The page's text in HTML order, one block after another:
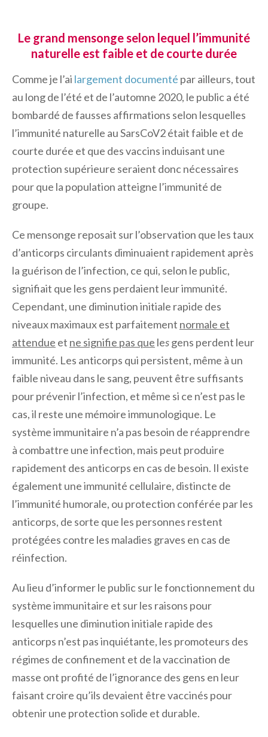
Le grand mensonge selon lequel l’immunité
naturelle est faible et de courte durée
Comme je l’ai largement documenté par ailleurs, tout
au long de l’été et de l’automne 2020, le public a été
bombardé de fausses affirmations selon lesquelles
l’immunité naturelle au SarsCoV2 était faible et de
courte durée et que des vaccins induisant une
protection supérieure seraient donc nécessaires
pour que la population atteigne l’immunité de
groupe.
Ce mensonge reposait sur l’observation que les taux
d’anticorps circulants diminuaient rapidement après
la guérison de l’infection, ce qui, selon le public,
signifiait que les gens perdaient leur immunité.
Cependant, une diminution initiale rapide des
niveaux maximaux est parfaitement normale et
attendue et ne signifie pas que lesgens perdent leur
immunité. Les anticorps qui persistent, même à un
faible niveau dans le sang, peuvent être suffisants
pour prévenir l’infection, et même si ce n’est pas le
cas, il reste une mémoire immunologique. Le
système immunitaire n’a pas besoin de réapprendre
à combattre une infection, mais peut produire
rapidement des anticorps en cas de besoin. Il existe
également une immunité cellulaire, distincte de
l’immunité humorale, ou protection conférée par les
anticorps, de sorte que les personnes restent
protégées contre les maladies graves en cas de
réinfection.
Au lieu d’informer le public sur le fonctionnement du
système immunitaire et sur les raisons pour
lesquelles une diminution initiale rapide des
anticorps n’est pas inquiétante, les promoteurs des
régimes de confinement et de la vaccination de
masse ont profité de l’ignorance des gens en leur
faisant croire qu’ils devaient être vaccinés pour
obtenir une protection solide et durable.